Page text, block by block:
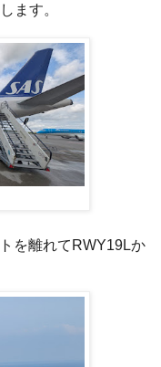
ます。
を離れてRWY19Lか